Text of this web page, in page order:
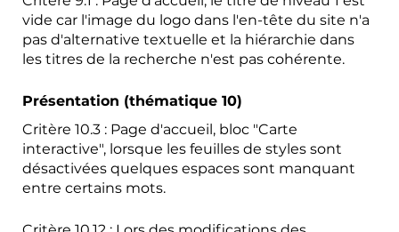
vide car l'image du logo dans l'en-tête du site n'a
pas d'alternative textuelle et la hiérarchie dans
les titres de la recherche n'est pas cohérente.
Présentation (thématique 10)
Critère 10.3 : Page d'accueil, bloc "Carte
interactive", lorsque les feuilles de styles sont
désactivées quelques espaces sont manquant
entre certains mots.